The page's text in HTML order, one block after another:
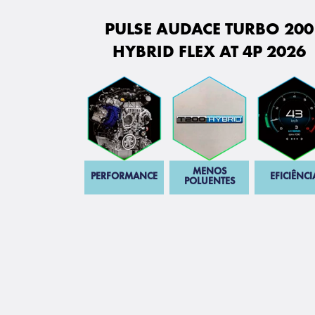
PULSE AUDACE TURBO 200
HYBRID FLEX AT 4P 2026
PERFORMANCE
MENOS
POLUENTES